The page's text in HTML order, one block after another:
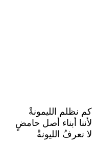
كم نظلم الليمونةْ
لأننا أبناء أصل حامضٍ
لا نعرفُ الليونةْ